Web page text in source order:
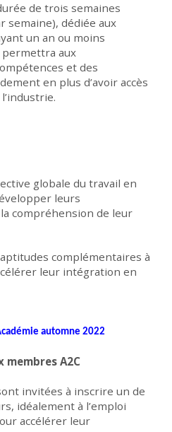
de trois semaines
semaine), dédiée aux
un an ou moins
permettra aux
et des
en plus d’avoir accès
globale du travail en
leurs
compréhension de leur
complémentaires à
leur intégration en
automne 2022
membres A2C
invitées à inscrire un de
idéalement à l’emploi
accélérer leur